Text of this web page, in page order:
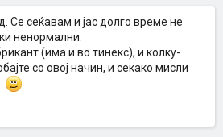
Се сеќавам и јас долго време не
ненормални.
(има и во тинекс), и колку-
со овој начин, и секако мисли